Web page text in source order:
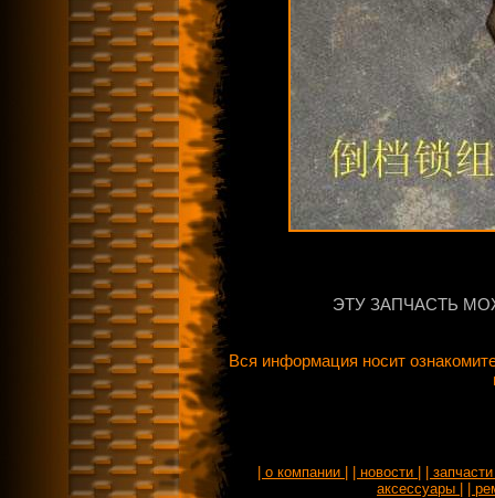
ЭТУ ЗАПЧАСТЬ
Вся информация носит
| о компании | | новости |
|
аксессуары |
|